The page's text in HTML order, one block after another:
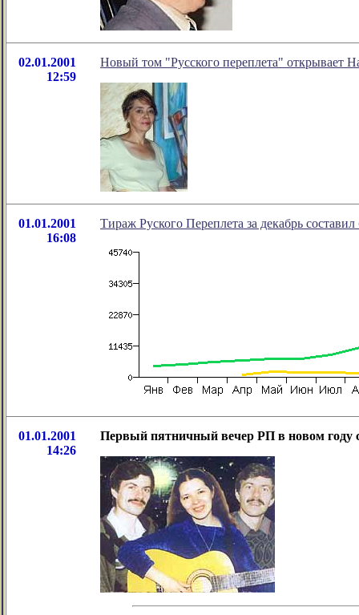
02.01.2001
12:59
Новый том "Русского переплета" открывает
01.01.2001
16:08
Тираж Руского Переплета за декабрь составил
01.01.2001
14:26
Первый пятничный вечер РП в новом году